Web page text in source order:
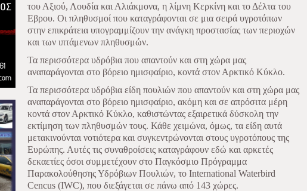
του Αξιού, Λουδία και Αλιάκμονα, η λίμνη Κερκίνη και το Δέλτα του
Εβρου. Οι πληθυσμοί που καταγράφονται σε μια σειρά υγροτόπων
στην επικράτεια υπογραμμίζουν την ανάγκη προστασίας των περιοχών
και των ιπτάμενων πληθυσμών.
Τα περισσότερα υδρόβια που απαντούν και στη χώρα μας
αναπαράγονται στο βόρειο ημισφαίριο, κοντά στον Αρκτικό Κύκλο.
Τα περισσότερα υδρόβια είδη πουλιών που απαντούν και στη χώρα μας
αναπαράγονται στο βόρειο ημισφαίριο, ακόμη και σε απρόσιτα μέρη
κοντά στον Αρκτικό Κύκλο, καθιστώντας εξαιρετικά δύσκολη την
εκτίμηση των πληθυσμών τους. Κάθε χειμώνα, όμως, τα είδη αυτά
μετακινούνται νοτιότερα και συγκεντρώνονται στους υγροτόπους της
Ευρώπης. Αυτές τις συναθροίσεις καταγράφουν εδώ και αρκετές
δεκαετίες όσοι συμμετέχουν στο Παγκόσμιο Πρόγραμμα
Παρακολούθησης Υδρόβιων Πουλιών, το International Waterbird
Cencus (IWC), που διεξάγεται σε πάνω από 143 χώρες.